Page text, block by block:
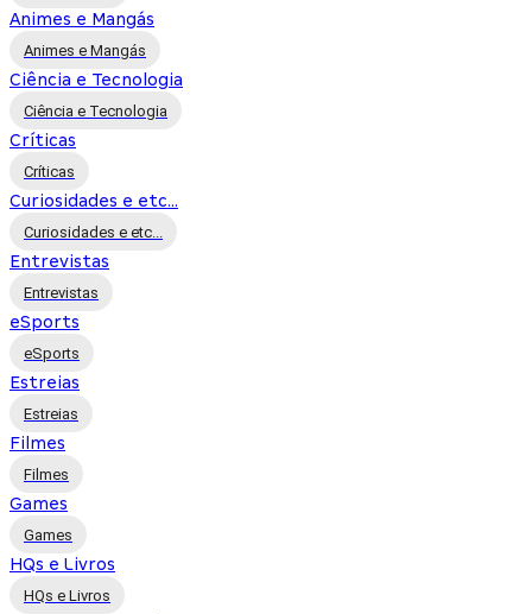
Animes e Mangás
Animes e Mangás
Ciência e Tecnologia
Ciência e Tecnologia
Críticas
Críticas
Curiosidades e etc...
Curiosidades e etc...
Entrevistas
Entrevistas
eSports
eSports
Estreias
Estreias
Filmes
Filmes
Games
Games
HQs e Livros
HQs e Livros